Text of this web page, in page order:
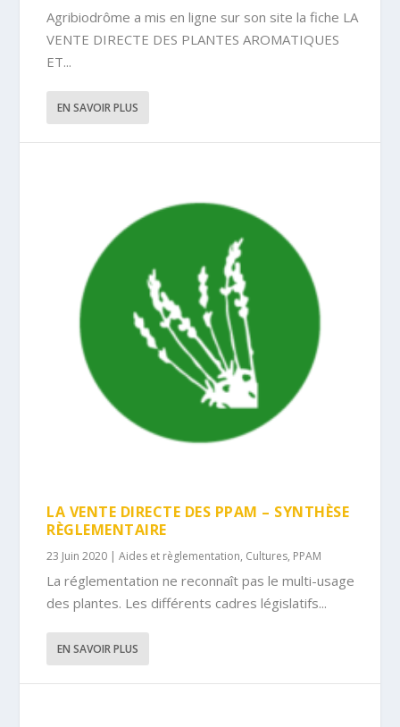
Agribiodrôme a mis en ligne sur son site la fiche LA
VENTE DIRECTE DES PLANTES AROMATIQUES
ET...
EN SAVOIR PLUS
LA VENTE DIRECTE DES PPAM – SYNTHÈSE
RÈGLEMENTAIRE
23 Juin 2020 |Aides et règlementation, Cultures, PPAM
La réglementation ne reconnaît pas le multi-usage
des plantes. Les différents cadres législatifs...
EN SAVOIR PLUS